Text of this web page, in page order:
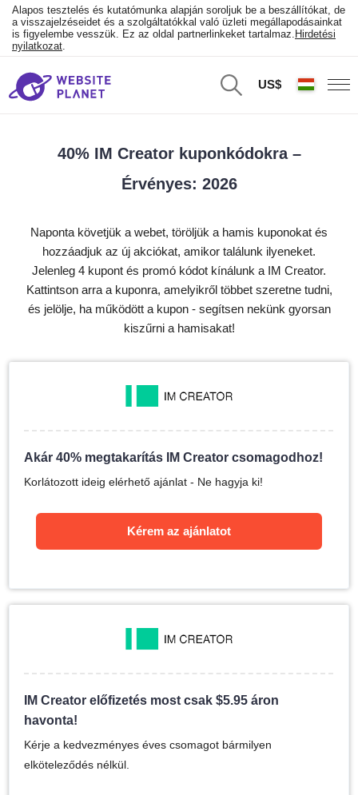
Alapos tesztelés és kutatómunka alapján soroljuk be a beszállítókat, de
a visszajelzéseidet és a szolgáltatókkal való üzleti megállapodásainkat
is figyelembe vesszük. Ez az oldal partnerlinkeket tartalmaz. Hirdetési
nyilatkozat.
US$
40% IM Creator kuponkódokra –
Érvényes: 2026
Naponta követjük a webet, töröljük a hamis kuponokat és
hozzáadjuk az új akciókat, amikor találunk ilyeneket.
Jelenleg 4 kupont és promó kódot kínálunk a IM Creator.
Kattintson arra a kuponra, amelyikről többet szeretne tudni,
és jelölje, ha működött a kupon - segítsen nekünk gyorsan
kiszűrni a hamisakat!
Akár 40% megtakarítás IM Creator csomagodhoz!
Korlátozott ideig elérhető ajánlat - Ne hagyja ki!
Kérem az ajánlatot
IM Creator előfizetés most csak$5.95 áron
havonta!
Kérje a kedvezményes éves csomagot bármilyen
elköteleződés nélkül.